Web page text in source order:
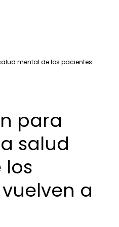
mental de los pacientes
para
salud
a